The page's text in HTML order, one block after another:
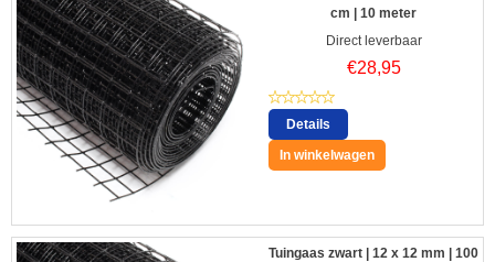
cm | 10 meter
Direct leverbaar
€28,95
Details
In winkelwagen
Tuingaas zwart | 12 x 12 mm | 100